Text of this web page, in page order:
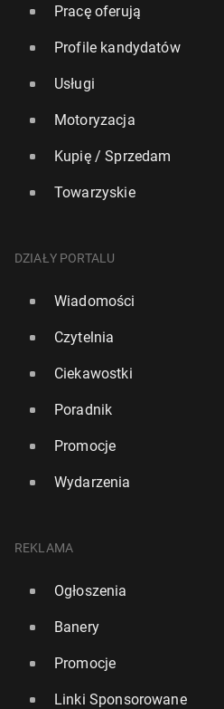
Pracę oferują
Profile kandydatów
Usługi
Motoryzacja
Kupię / Sprzedam
Towarzyskie
DZIAŁY PORTALU
Wiadomości
Czytelnia
Ciekawostki
Poradnik
Promocje
Wydarzenia
REKLAMA
Ogłoszenia
Banery
Promocje
Linki Sponsorowane